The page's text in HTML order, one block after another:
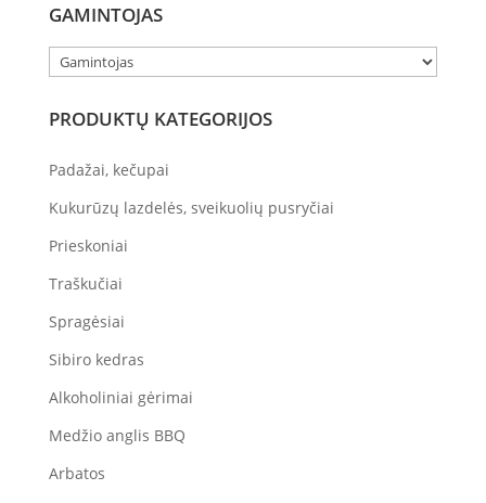
GAMINTOJAS
PRODUKTŲ KATEGORIJOS
Padažai, kečupai
Kukurūzų lazdelės, sveikuolių pusryčiai
Prieskoniai
Traškučiai
Spragėsiai
Sibiro kedras
Alkoholiniai gėrimai
Medžio anglis BBQ
Arbatos